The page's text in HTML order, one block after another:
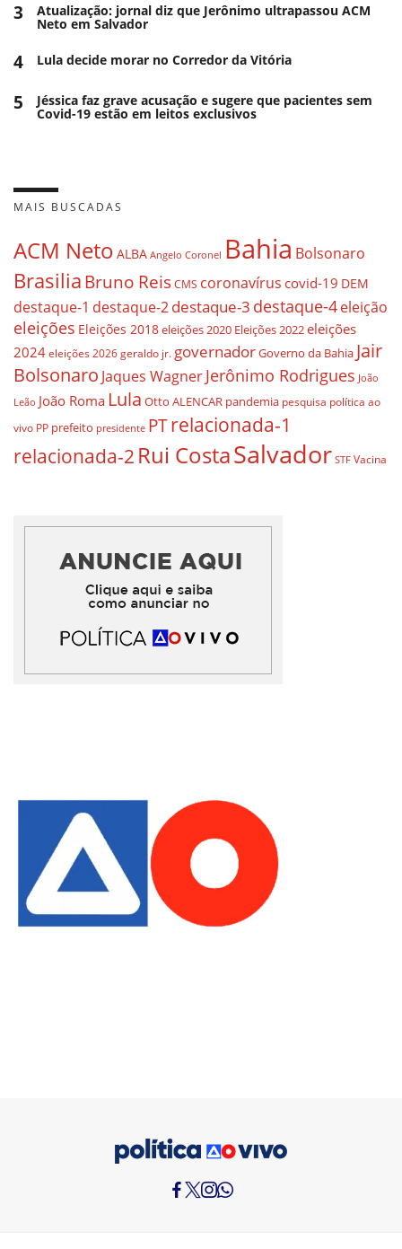
3 Atualização: jornal diz que Jerônimo ultrapassou ACM
Neto em Salvador
4 Lula decide morar no Corredor da Vitória
5 Jéssica faz grave acusação e sugere que pacientes sem
Covid-19 estão em leitos exclusivos
MAIS BUSCADAS
ACM Neto ALBA Angelo Coronel Bahia Bolsonaro
BrasiliaBruno ReisCMS coronavírus covid-19 DEM
destaque-1 destaque-2destaque-3 destaque-4eleição
eleições Eleições 2018eleições 2020 Eleições 2022eleições
2024 eleições 2026 geraldo jr. governadorGoverno da Bahia Jair
Bolsonaro Jaques WagnerJerônimo Rodrigues João
Leão João Roma Lula Otto ALENCAR pandemia pesquisa política ao
vivo PP prefeito presidente PTrelacionada-1
relacionada-2 Rui CostaSalvador STF Vacina